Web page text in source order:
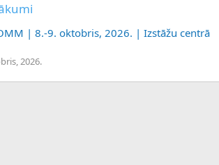
| 8.-9. oktobris, 2026. | Izstāžu centrā
2026.